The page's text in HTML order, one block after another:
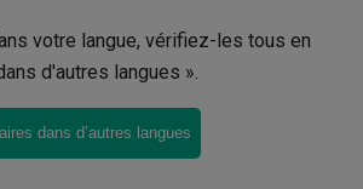
votre langue, vérifiez-les tous en
d'autres langues ».
dans d’autres langues